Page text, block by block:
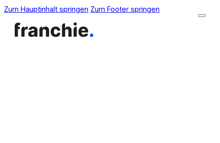
Zum Hauptinhalt springen Zum Footer springen